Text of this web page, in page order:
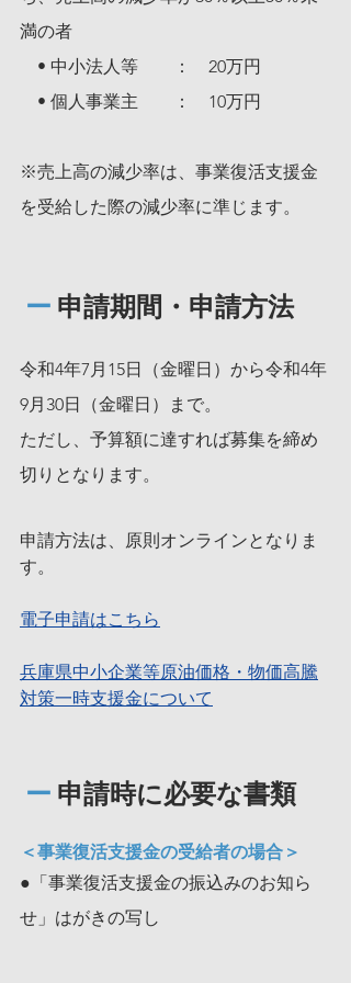
満の者
• 中小法人等　　：　20万円
• 個人事業主　　：　10万円
※売上高の減少率は、事業復活支援金
を受給した際の減少率に準じます。
ー 申請期間・申請方法
令和4年7月15日（金曜日）から令和4年
9月30日（金曜日）まで。
ただし、予算額に達すれば募集を締め
切りとなります。
申請方法は、原則オンラインとなりま
す。
電子申請はこちら
兵庫県中小企業等原油価格・物価高騰
対策一時支援金について
ー 申請時に必要な書類
＜事業復活支援金の受給者の場合＞
●「事業復活支援金の振込みのお知ら
せ」はがきの写し